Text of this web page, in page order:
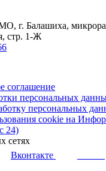
г. Балашиха,
стр. 1-Ж
соглашение
персональных
персональных
cookie на
24)
сетях
Вконтакте